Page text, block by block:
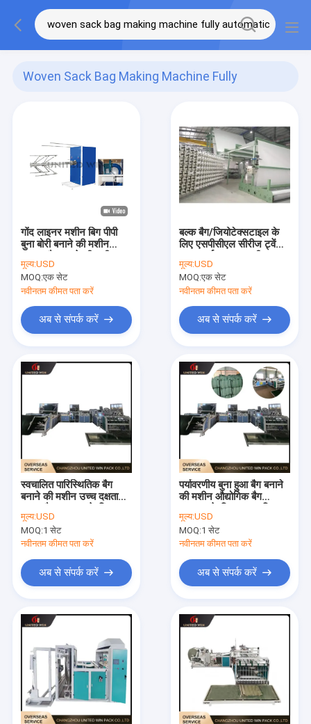
Woven Sack Bag Making Machine Fully
गोंद लाइनर मशीन बिग पीपी
बुना बोरी बनाने की मशीन
मूल्य:USD
MOQ:एक सेट
नवीनतम कीमत पता करें
अब से संपर्क करें
बल्क बैग/जियोटेक्सटाइल के
लिए एसपीसीएल सीरीज ट्वेंटी
मूल्य:USD
MOQ:एक सेट
नवीनतम कीमत पता करें
अब से संपर्क करें
स्वचालित पारिस्थितिक बैग
बनाने की मशीन उच्च दक्षता
स्थिर उत्पादन
मूल्य:USD
MOQ:1 सेट
नवीनतम कीमत पता करें
अब से संपर्क करें
पर्यावरणीय बुना हुआ बैग बनाने
की मशीन औद्योगिक बैग
सुचारू संचालन
मूल्य:USD
MOQ:1 सेट
नवीनतम कीमत पता करें
अब से संपर्क करें